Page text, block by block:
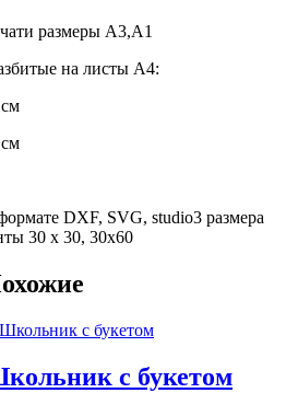
размеры А3,А1
на листы А4:
DXF, SVG, studio3 размера
30 х 30, 30х60
с букетом